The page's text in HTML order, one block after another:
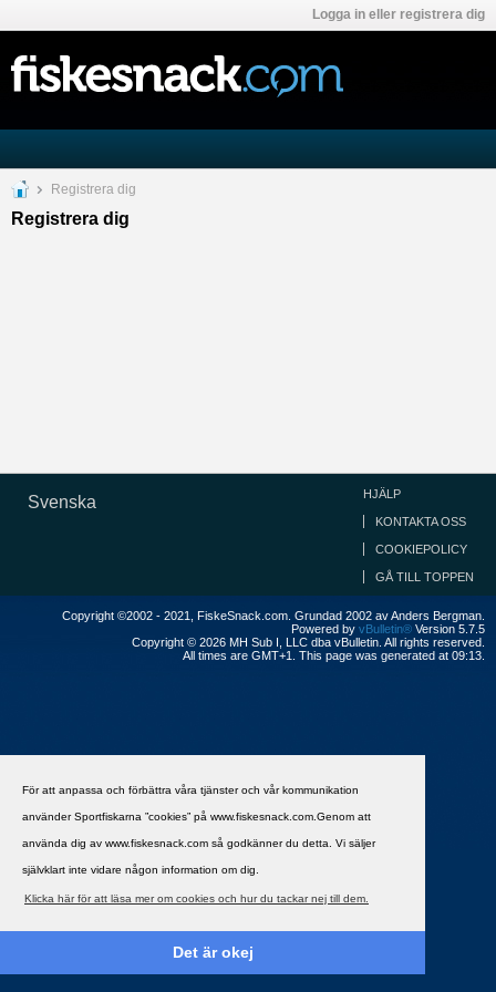
För att anpassa och förbättra våra tjänster och vår kommunikation
använder Sportfiskarna ”cookies” på www.fiskesnack.com.Genom att
använda dig av www.fiskesnack.com så godkänner du detta. Vi säljer
självklart inte vidare någon information om dig.
Klicka här för att läsa mer om cookies och hur du tackar nej till dem.
Det är okej
Logga in eller registrera dig
Registrera dig
Registrera dig
Svenska HJÄLP
KONTAKTA OSS
COOKIEPOLICY
GÅ TILL TOPPEN
Copyright ©2002 - 2021, FiskeSnack.com. Grundad 2002 av Anders Bergman.
Powered by vBulletin® Version 5.7.5
Copyright © 2026 MH Sub I, LLC dba vBulletin. All rights reserved.
All times are GMT+1. This page was generated at 09:13.